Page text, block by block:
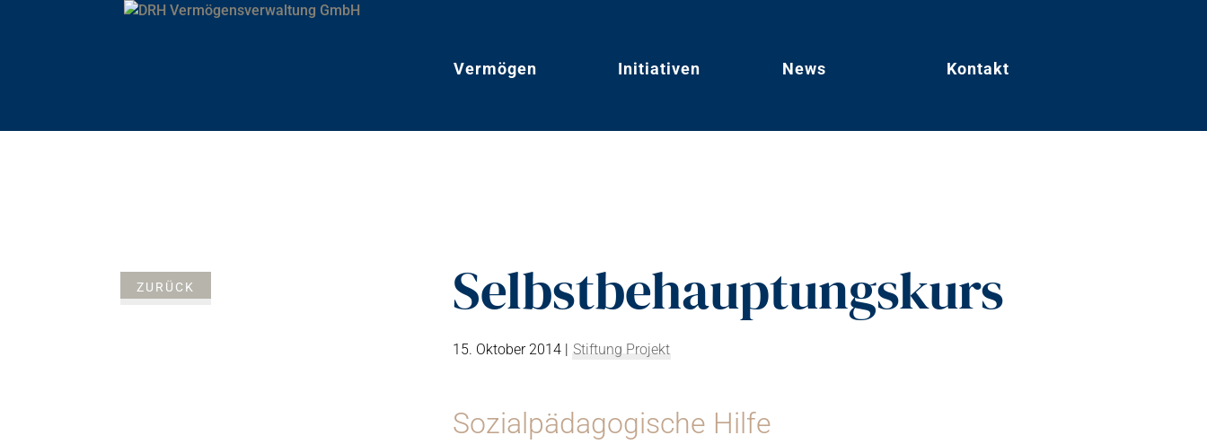
Vermögen Initiativen News Kontakt
Selbstbehauptungskurs
15. Oktober 2014| Stiftung Projekt
Sozialpädagogische Hilfe
ZURÜCK